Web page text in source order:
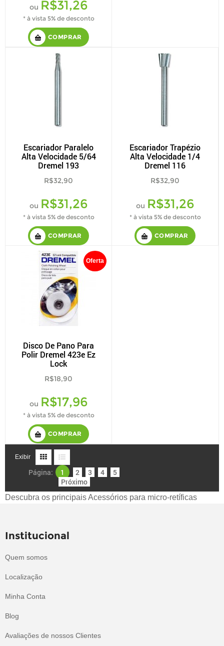
ou R$31,26
* à vista 5% de desconto
COMPRAR
Escariador Paralelo
Alta Velocidade 5/64
Dremel 193
R$32,90
ou R$31,26
* à vista 5% de desconto
COMPRAR
Escariador Trapézio
Alta Velocidade 1/4
Dremel 116
R$32,90
ou R$31,26
* à vista 5% de desconto
COMPRAR
Oferta
Disco De Pano Para
Polir Dremel 423e Ez
Lock
R$18,90
ou R$17,96
* à vista 5% de desconto
COMPRAR
Exibir
Página: 1 2 3 4
5
Próximo
Descubra os principais Acessórios para micro-retíficas
Institucional
Quem somos
Localização
Minha Conta
Blog
Avaliações de nossos Clientes